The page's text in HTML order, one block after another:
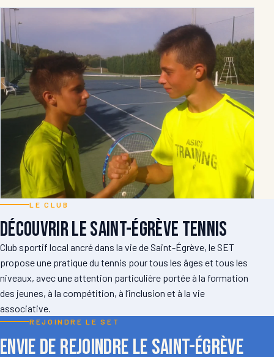
LE CLUB
Découvrir le Saint-Égrève Tennis
Club sportif local ancré dans la vie de Saint-Égrève, le SET
propose une pratique du tennis pour tous les âges et tous les
niveaux, avec une attention particulière portée à la formation
des jeunes, à la compétition, à l’inclusion et à la vie
associative.
REJOINDRE LE SET
Envie de rejoindre le Saint-Égrève